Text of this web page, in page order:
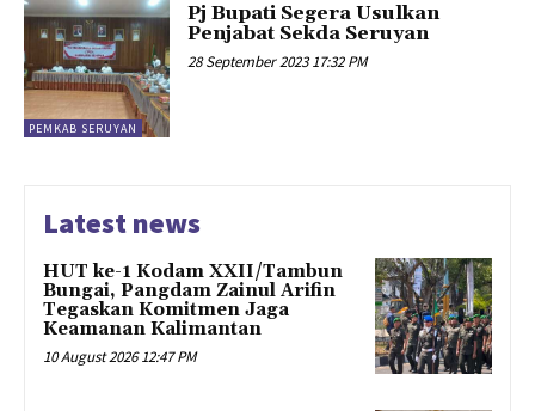
PEMKAB SERUYAN
Pj Bupati Segera Usulkan
Penjabat Sekda Seruyan
28 September 2023 17:32 PM
Latest news
HUT ke-1 Kodam XXII/Tambun
Bungai, Pangdam Zainul Arifin
Tegaskan Komitmen Jaga
Keamanan Kalimantan
10 August 2026 12:47 PM